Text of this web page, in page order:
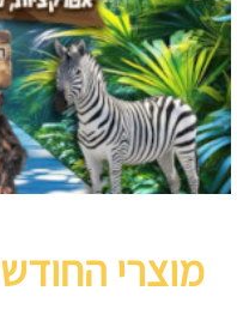
מוצרי החודש